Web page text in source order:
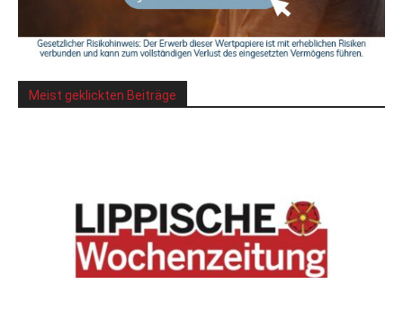
Meist geklickten Beiträge